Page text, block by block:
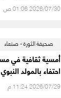
2026/07/30 01:06 ص
صحيفة الثورة - صنعاء
أمسية ثقافية في
احتفاء بالمولد النبوي
2026/07/29 11:24 م